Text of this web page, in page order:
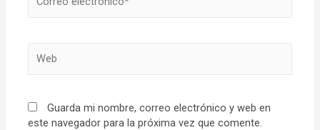
electrónico*
Guarda mi nombre, correo electrónico y web en
este navegador para la próxima vez que comente.